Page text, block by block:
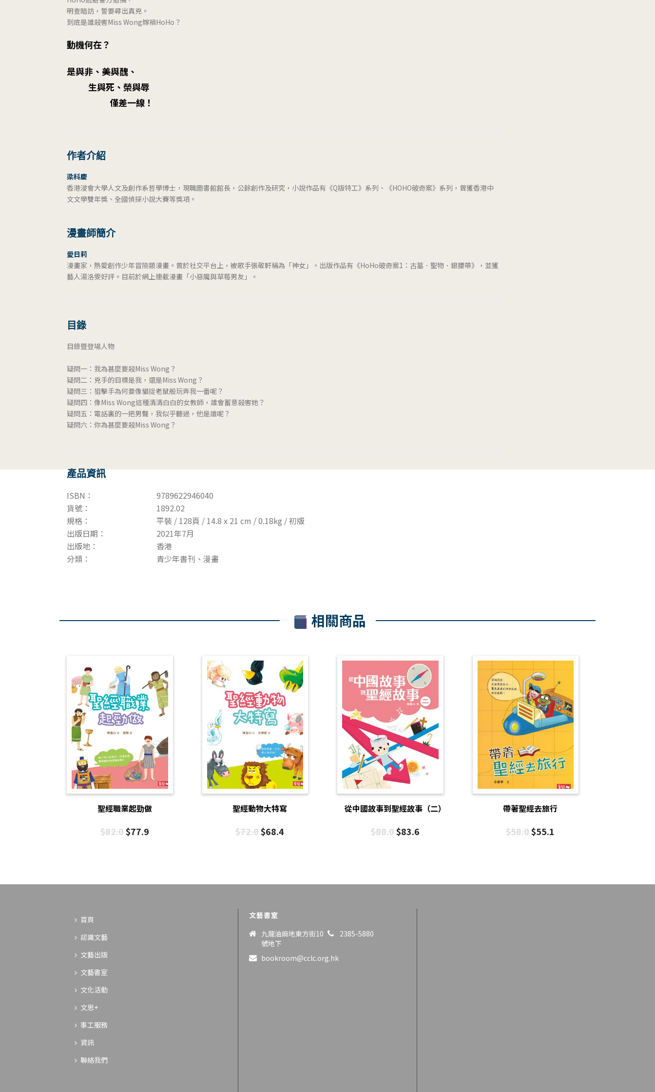
明查暗訪，誓要尋出真兇。
到底是誰殺害Miss Wong嫁禍HoHo？
動機何在？
是與非、美與醜、
生與死、榮與辱
僅差一線！
作者介紹
梁科慶
香港浸會大學人文及創作系哲學博士，現職圖書館館長，公餘創作及研究，小說作品有《Q版特工》系列、《HOHO破奇案》系列，曾獲香港中
文文學雙年獎、全國偵探小說大賽等獎項。
漫畫師簡介
愛日莉
漫畫家，熱愛創作少年冒險類漫畫。曾於社交平台上，被歌手張敬軒稱為「神女」。出版作品有《HoHo破奇案1：古墓．聖物．銀腰帶》，並獲
藝人湯洛雯好評。目前於網上連載漫畫「小惡魔與草莓男友」。
目錄
目錄暨登場人物
疑問一：我為甚麼要殺Miss Wong？
疑問二：兇手的目標是我，還是Miss Wong？
疑問三：狙擊手為何要像貓捉老鼠般玩弄我一番呢？
疑問四：像Miss Wong這種清清白白的女教師，誰會蓄意殺害她？
疑問五：電話裏的一把男聲，我似乎聽過，他是誰呢？
疑問六：你為甚麼要殺Miss Wong？
產品資訊
ISBN：
9789622946040
貨號：
1892.02
規格：
平裝 / 128頁 / 14.8 x 21 cm / 0.18kg / 初版
出版日期：
2021年7月
出版地：
香港
分類：
青少年書刊、漫畫
相關商品
聖經職業起勁做
$82.0$77.9
聖經動物大特寫
$72.0$68.4
從中國故事到聖經故事（二）
$88.0$83.6
帶著聖經去旅行
$58.0$55.1
首頁
認識文藝
文藝出版
文藝書室
文化活動
文思+
事工服務
資訊
聯絡我們
文藝書室
九龍油麻地東方街10
號地下
2385-5880
bookroom@cclc.org.hk